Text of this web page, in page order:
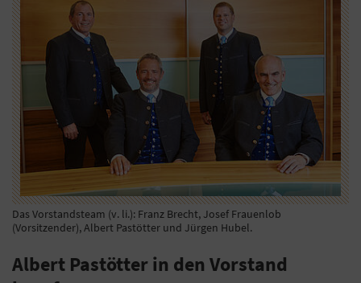
Das Vorstandsteam (v. li.): Franz Brecht, Josef Frauenlob
(Vorsitzender), Albert Pastötter und Jürgen Hubel.
Albert Pastötter in den Vorstand